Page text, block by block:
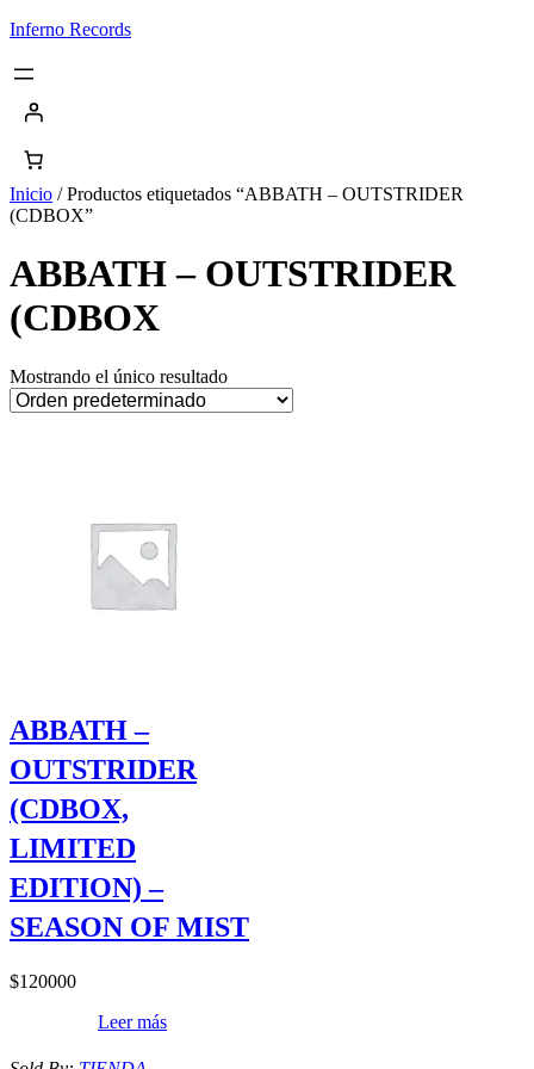
Saltar
contenido
Inferno Records
Inicio / Productos etiquetados “ABBATH – OUTSTRIDER
(CDBOX”
ABBATH – OUTSTRIDER
(CDBOX
Mostrando el único resultado
ABBATH –
OUTSTRIDER
(CDBOX,
LIMITED
EDITION) –
SEASON OF MIST
$120000
Leer más